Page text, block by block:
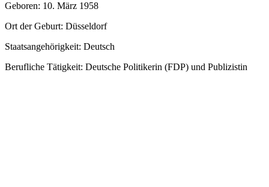
Geboren: 10. März 1958
Ort der Geburt: Düsseldorf
Staatsangehörigkeit: Deutsch
Berufliche Tätigkeit: Deutsche Politikerin (FDP) und Publizistin